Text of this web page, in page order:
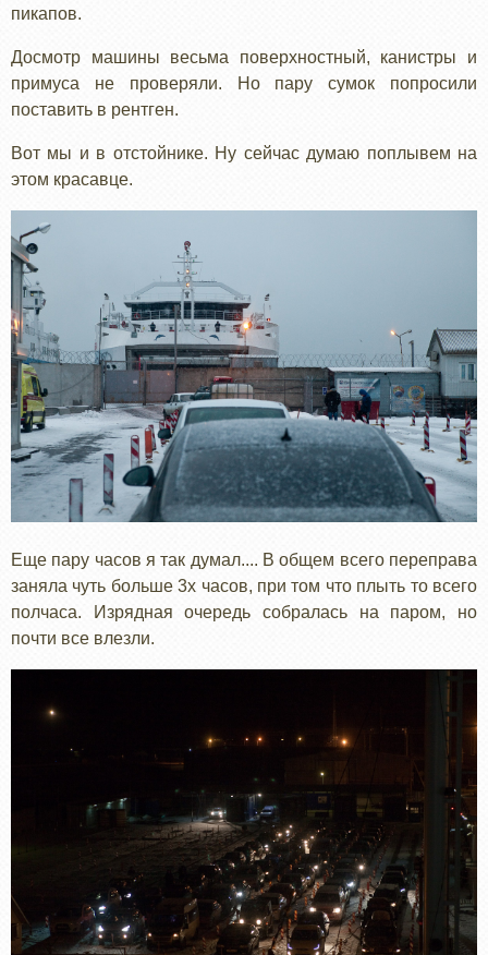
пикапов.
Досмотр машины весьма поверхностный, канистры и
примуса не проверяли. Но пару сумок попросили
поставить в рентген.
Вот мы и в отстойнике. Ну сейчас думаю поплывем на
этом красавце.
Еще пару часов я так думал.... В общем всего переправа
заняла чуть больше 3х часов, при том что плыть то всего
полчаса. Изрядная очередь собралась на паром, но
почти все влезли.